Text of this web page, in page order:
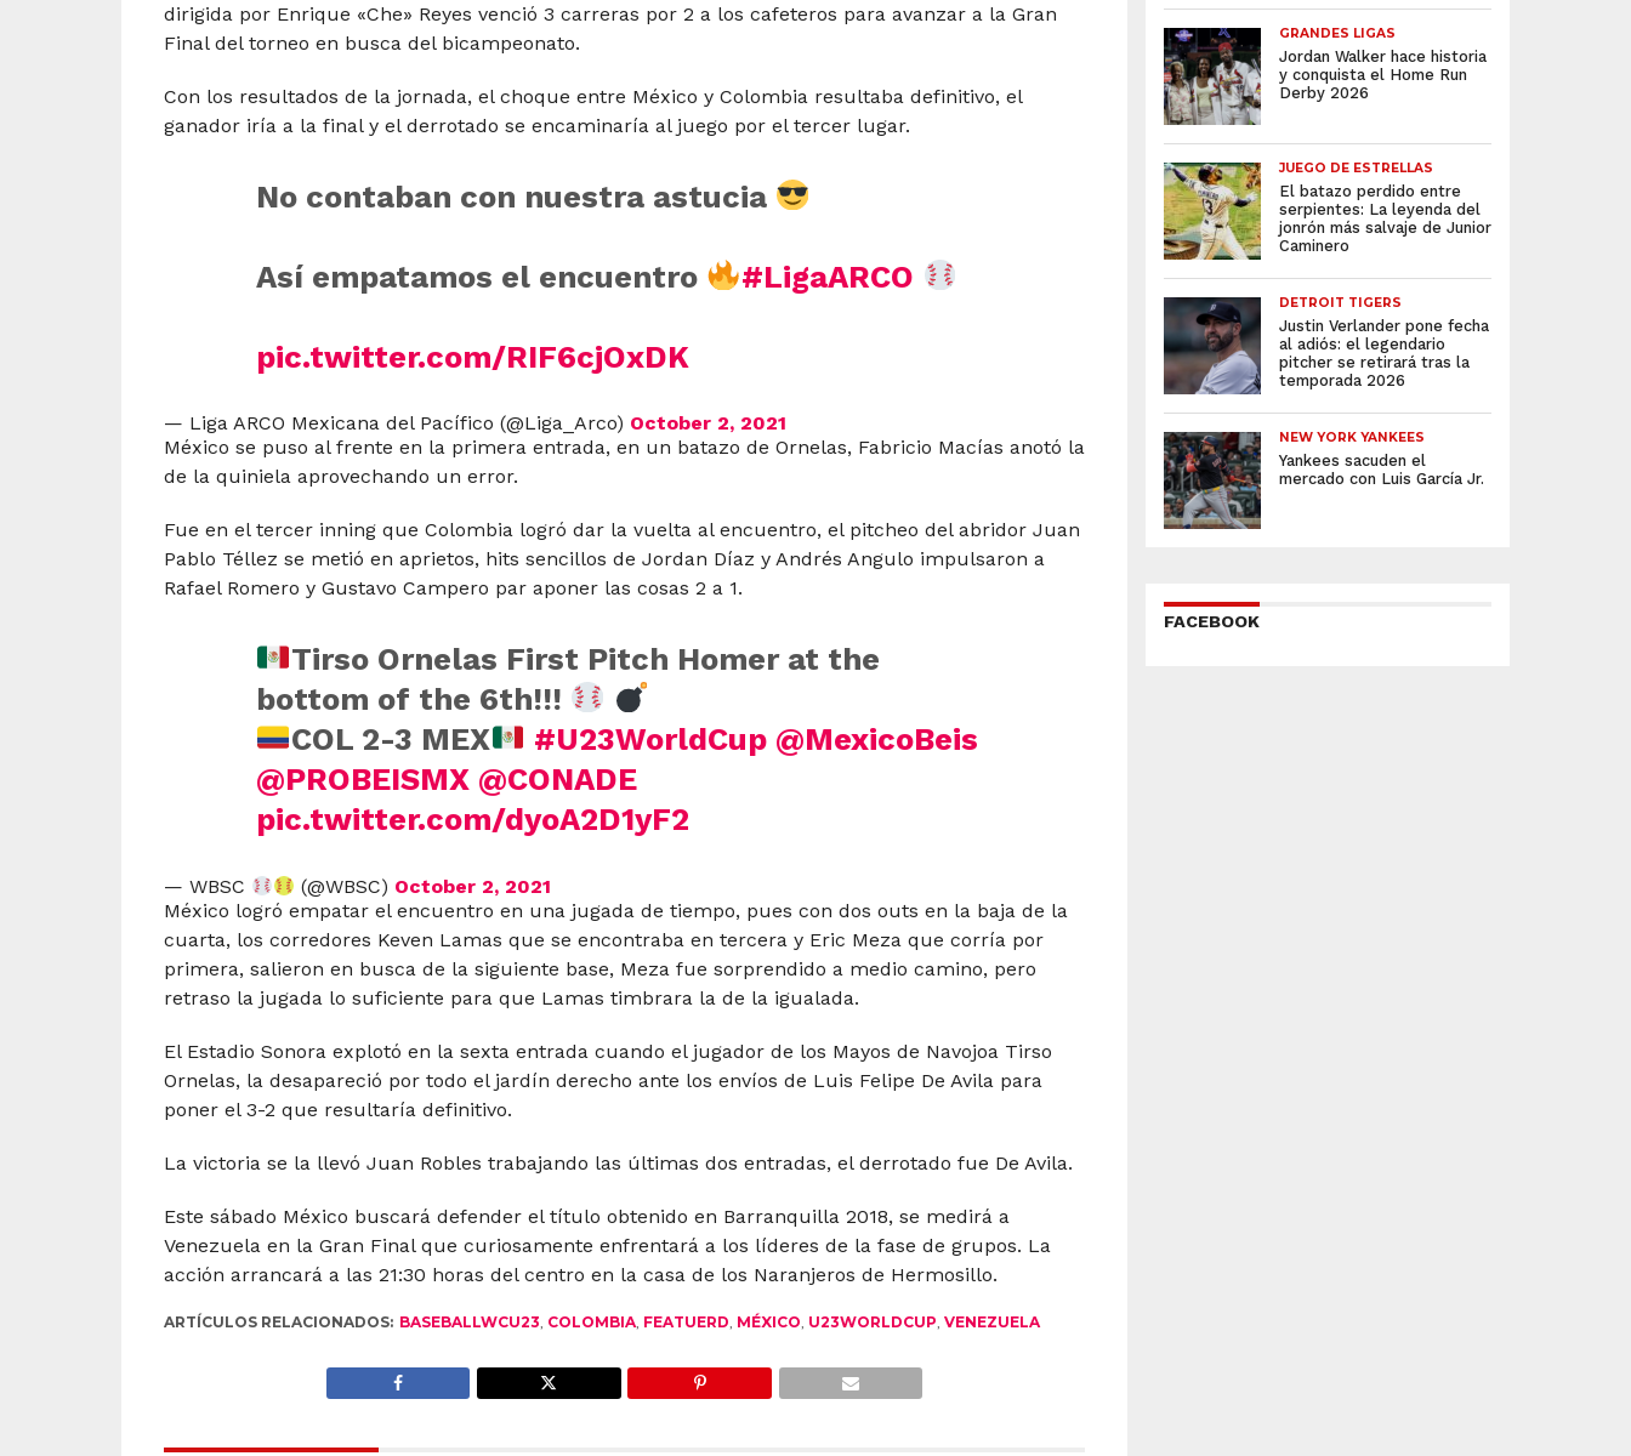
dirigida por Enrique «Che» Reyes venció 3 carreras por 2 a los cafeteros para avanzar a la Gran
Final del torneo en busca del bicampeonato.
Con los resultados de la jornada, el choque entre México y Colombia resultaba definitivo, el
ganador iría a la final y el derrotado se encaminaría al juego por el tercer lugar.
No contaban con nuestra astucia
Así empatamos el encuentro #LigaARCO
pic.twitter.com/RIF6cjOxDK
— Liga ARCO Mexicana del Pacífico (@Liga_Arco) October 2, 2021
México se puso al frente en la primera entrada, en un batazo de Ornelas, Fabricio Macías anotó la
de la quiniela aprovechando un error.
Fue en el tercer inning que Colombia logró dar la vuelta al encuentro, el pitcheo del abridor Juan
Pablo Téllez se metió en aprietos, hits sencillos de Jordan Díaz y Andrés Angulo impulsaron a
Rafael Romero y Gustavo Campero par aponer las cosas 2 a 1.
Tirso Ornelas First Pitch Homer at the
bottom of the 6th!!!
COL 2-3 MEX
#U23WorldCup @MexicoBeis
@PROBEISMX @CONADE
pic.twitter.com/dyoA2D1yF2
— WBSC (@WBSC) October 2, 2021
México logró empatar el encuentro en una jugada de tiempo, pues con dos outs en la baja de la
cuarta, los corredores Keven Lamas que se encontraba en tercera y Eric Meza que corría por
primera, salieron en busca de la siguiente base, Meza fue sorprendido a medio camino, pero
retraso la jugada lo suficiente para que Lamas timbrara la de la igualada.
El Estadio Sonora explotó en la sexta entrada cuando el jugador de los Mayos de Navojoa Tirso
Ornelas, la desapareció por todo el jardín derecho ante los envíos de Luis Felipe De Avila para
poner el 3-2 que resultaría definitivo.
La victoria se la llevó Juan Robles trabajando las últimas dos entradas, el derrotado fue De Avila.
Este sábado México buscará defender el título obtenido en Barranquilla 2018, se medirá a
Venezuela en la Gran Final que curiosamente enfrentará a los líderes de la fase de grupos. La
acción arrancará a las 21:30 horas del centro en la casa de los Naranjeros de Hermosillo.
ARTÍCULOS RELACIONADOS: BASEBALLWCU23, COLOMBIA, FEATUERD, MÉXICO, U23WORLDCUP, VENEZUELA
GRANDES LIGAS
Jordan Walker hace historia
y conquista el Home Run
Derby 2026
JUEGO DE ESTRELLAS
El batazo perdido entre
serpientes: La leyenda del
jonrón más salvaje de Junior
Caminero
DETROIT TIGERS
Justin Verlander pone fecha
al adiós: el legendario
pitcher se retirará tras la
temporada 2026
NEW YORK YANKEES
Yankees sacuden el
mercado con Luis García Jr.
FACEBOOK